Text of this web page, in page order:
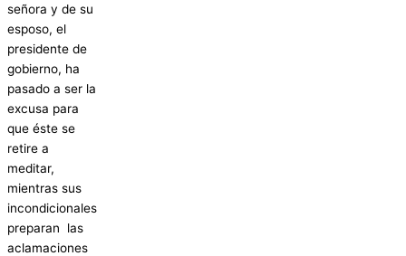
señora y de su
esposo, el
presidente de
gobierno, ha
pasado a ser la
excusa para
que éste se
retire a
meditar,
mientras sus
incondicionales
preparan las
aclamaciones